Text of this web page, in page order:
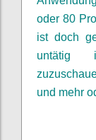
oder 80
ist doch
untätig in
und mehr